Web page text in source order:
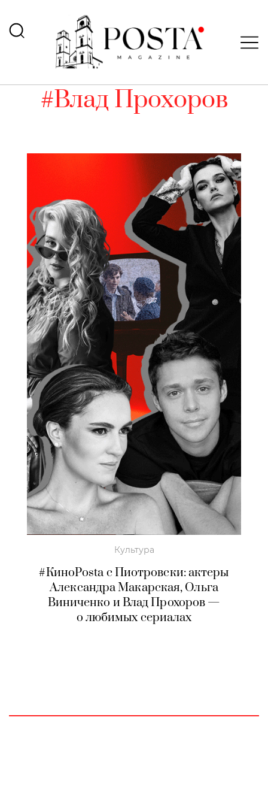
#Влад Прохоров
Культура
#КиноPosta c Пиотровски: актеры
Александра Макарская, Ольга
Виниченко и Влад Прохоров —
о любимых сериалах